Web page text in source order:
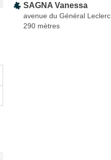
SAGNA Vanessa
avenue du Général Leclerc
290 mètres